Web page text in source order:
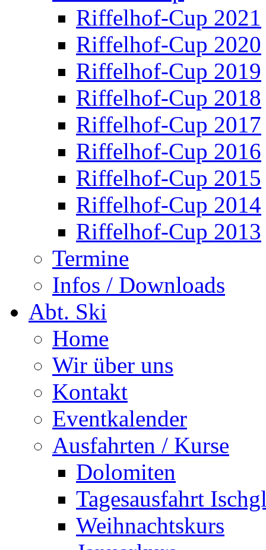
Riffelhof-Cup 2021
Riffelhof-Cup 2020
Riffelhof-Cup 2019
Riffelhof-Cup 2018
Riffelhof-Cup 2017
Riffelhof-Cup 2016
Riffelhof-Cup 2015
Riffelhof-Cup 2014
Riffelhof-Cup 2013
Termine
Infos / Downloads
Abt. Ski
Home
Wir über uns
Kontakt
Eventkalender
Ausfahrten / Kurse
Dolomiten
Tagesausfahrt
Weihnachtskurs